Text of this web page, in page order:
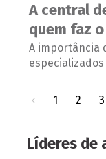
A central
quem faz
A importância
1 2 3
Líderes de